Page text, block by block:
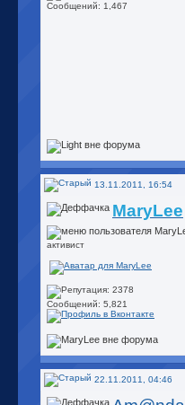
Сообщений: 1,467
13.11.2011, 16:54
MaryLee
активист
Сообщений: 5,821
22.11.2011, 04:46